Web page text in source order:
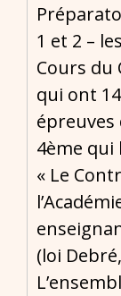
1 et 2 –
Cours du
qui ont
épreuves
4ème qui
« Le
(loi